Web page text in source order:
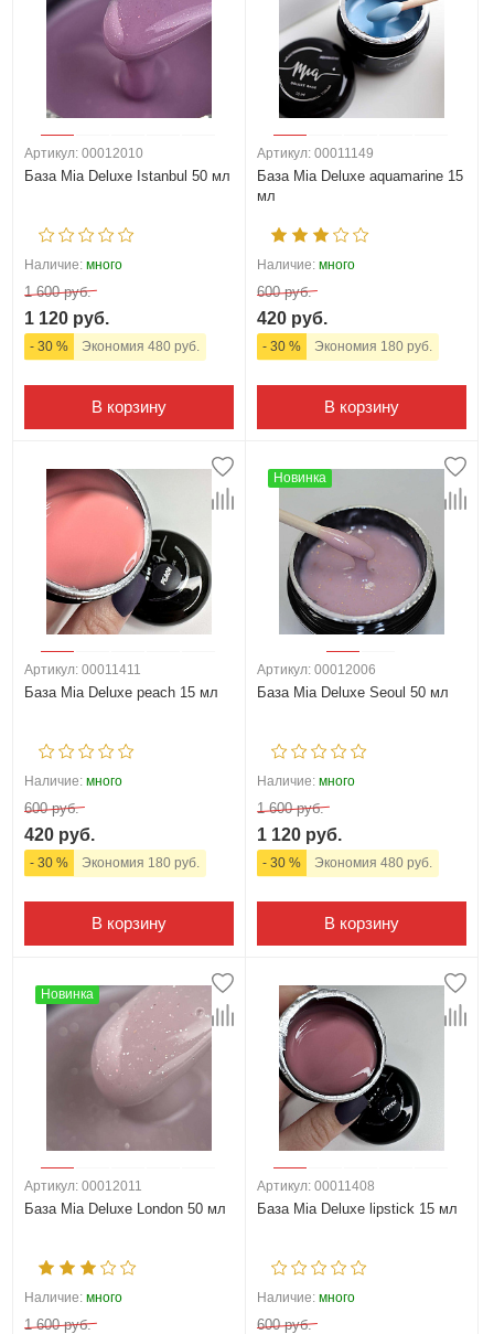
Артикул: 00012010
База Mia Deluxe Istanbul 50 мл
Наличие: много
1 600 руб.
1 120 руб.
- 30 % Экономия 480 руб.
В корзину
Артикул: 00011149
База Mia Deluxe aquamarine 15
мл
Наличие: много
600 руб.
420 руб.
- 30 % Экономия 180 руб.
В корзину
Артикул: 00011411
База Mia Deluxe peach 15 мл
Наличие: много
600 руб.
420 руб.
- 30 % Экономия 180 руб.
В корзину
Новинка
Артикул: 00012006
База Mia Deluxe Seoul 50 мл
Наличие: много
1 600 руб.
1 120 руб.
- 30 % Экономия 480 руб.
В корзину
Новинка
Артикул: 00012011
База Mia Deluxe London 50 мл
Наличие: много
1 600 руб.
Артикул: 00011408
База Mia Deluxe lipstick 15 мл
Наличие: много
600 руб.